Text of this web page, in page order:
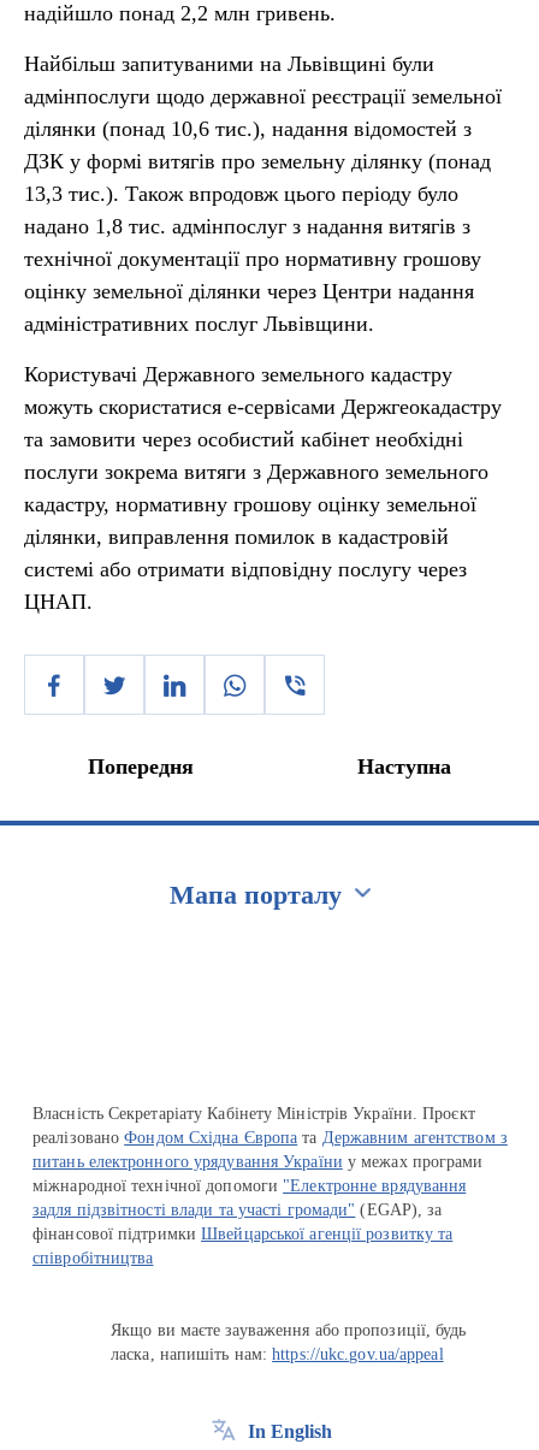
надійшло понад 2,2 млн гривень.
Найбільш запитуваними на Львівщині були
адмінпослуги щодо державної реєстрації земельної
ділянки (понад 10,6 тис.), надання відомостей з
ДЗК у формі витягів про земельну ділянку (понад
13,3 тис.). Також впродовж цього періоду було
надано 1,8 тис. адмінпослуг з надання витягів з
технічної документації про нормативну грошову
оцінку земельної ділянки через Центри надання
адміністративних послуг Львівщини.
Користувачі Державного земельного кадастру
можуть скористатися е-сервісами Держгеокадастру
та замовити через особистий кабінет необхідні
послуги зокрема витяги з Державного земельного
кадастру, нормативну грошову оцінку земельної
ділянки, виправлення помилок в кадастровій
системі або отримати відповідну послугу через
ЦНАП.
Попередня Наступна
Мапа порталу
Власність Секретаріату Кабінету Міністрів України. Проєкт
реалізованоФондом Східна Європа та Державним агентством з
питань електронного урядування України у межах програми
міжнародної технічної допомоги "Електронне врядування
задля підзвітності влади та участі громади" (EGAP), за
фінансової підтримкиШвейцарської агенції розвитку та
співробітництва
Якщо ви маєте зауваження або пропозиції, будь
ласка, напишіть нам:https://ukc.gov.ua/appeal
In English